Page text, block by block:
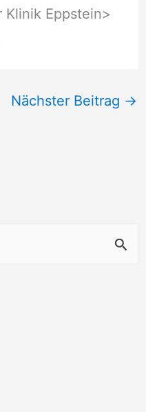
Klinik Eppstein>
Nächster Beitrag →